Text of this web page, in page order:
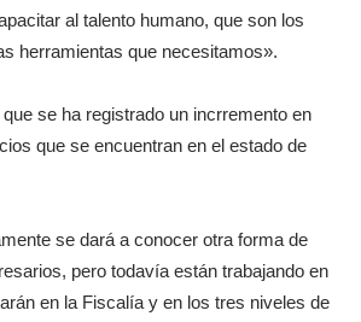
al talento humano, que son los
herramientas que necesitamos».
se ha registrado un incrremento en
que se encuentran en el estado de
se dará a conocer otra forma de
pero todavía están trabajando en
en la Fiscalía y en los tres niveles de